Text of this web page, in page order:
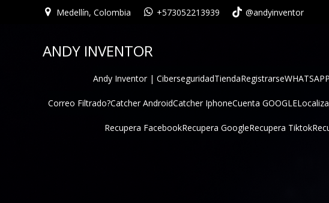
Medellín, Colombia +573052213939 @andyinventor
ANDY INVENTOR
Andy Inventor | CiberseguridadTiendaRegistrarse
Correo Filtrado?Catcher AndroidCatcher IphoneCuenta GOOGLE
Recupera FacebookRecupera GoogleRecupera Tiktok